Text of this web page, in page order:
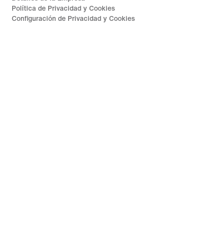
Política de Privacidad y Cookies
Configuración de Privacidad y Cookies